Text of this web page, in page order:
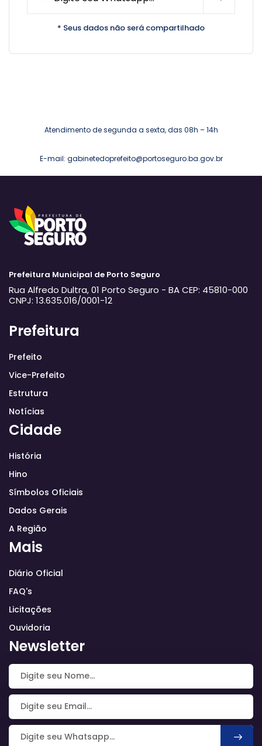
* Seus dados não será compartilhado
Atendimento de segunda a sexta, das 08h – 14h
E-mail: gabinetedoprefeito@portoseguro.ba.gov.br
Prefeitura Municipal de Porto Seguro
Rua Alfredo Dultra, 01 Porto Seguro - BACEP: 45810-000
CNPJ: 13.635.016/0001-12
Prefeitura
Prefeito
Vice-Prefeito
Estrutura
Notícias
Cidade
História
Hino
Símbolos Oficiais
Dados Gerais
A Região
Mais
Diário Oficial
FAQ's
Licitações
Ouvidoria
Newsletter